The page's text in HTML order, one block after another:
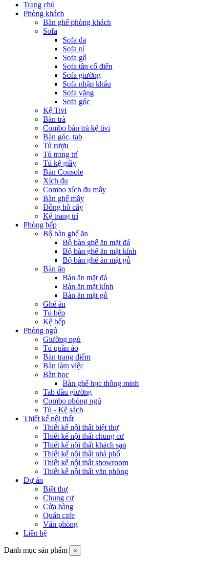
Trang chủ
Phòng khách
Bàn ghế phòng khách
Sofa
Sofa da
Sofa nỉ
Sofa gỗ
Sofa tân cổ điển
Sofa giường
Sofa nhập khẩu
Sofa văng
Sofa góc
Kệ Tivi
Bàn trà
Combo bàn trà kệ tivi
Bàn góc, tab
Tủ rượu
Tủ trang trí
Tủ kệ giầy
Bàn Console
Xích đu
Combo xích đu mây
Bàn ghế mây
Đồng hồ cây
Kệ trang trí
Phòng bếp
Bộ bàn ghế ăn
Bộ bàn ghế ăn mặt đá
Bộ bàn ghế ăn mặt kính
Bộ bàn ghế ăn mặt gỗ
Bàn ăn
Bàn ăn mặt đá
Bàn ăn mặt kính
Bàn ăn mặt gỗ
Ghế ăn
Tủ bếp
Kệ bếp
Phòng ngủ
Giường ngủ
Tủ quần áo
Bàn trang điểm
Bàn làm việc
Bàn học
Bàn ghế học thông minh
Tab đầu giường
Combo phòng ngủ
Tủ - Kệ sách
Thiết kế nội thất
Thiết kế nội thất biệt thự
Thiết kế nội thất chung cư
Thiết kế nội thất khách sạn
Thiết kế nội thất nhà phố
Thiết kế nội thất showroom
Thiết kế nội thất văn phòng
Dự án
Biệt thự
Chung cư
Cửa hàng
Quán cafe
Văn phòng
Liên hệ
Danh mục sản phẩm ×